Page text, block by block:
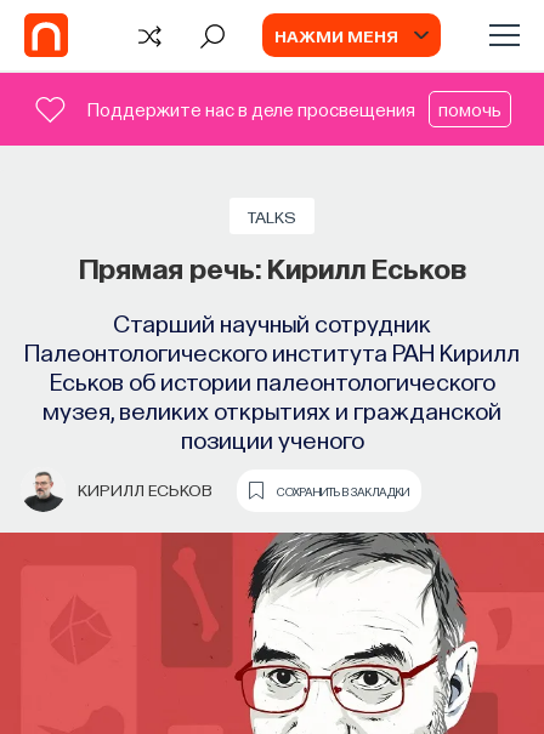
НАЖМИ МЕНЯ
Поддержите нас в деле просвещения помочь
TALKS
Прямая речь: Кирилл Еськов
Старший научный сотрудник
Палеонтологического института РАН Кирилл
Еськов об истории палеонтологического
музея, великих открытиях и гражданской
позиции ученого
КИРИЛЛ ЕСЬКОВ СОХРАНИТЬ В ЗАКЛАДКИ